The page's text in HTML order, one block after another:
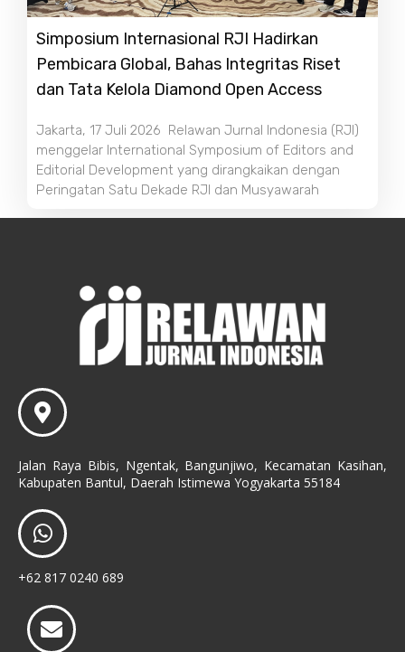
Simposium Internasional RJI Hadirkan
Pembicara Global, Bahas Integritas Riset
dan Tata Kelola Diamond Open Access
Jakarta, 17 Juli 2026 Relawan Jurnal Indonesia (RJI)
menggelar International Symposium of Editors and
Editorial Development yang dirangkaikan dengan
Peringatan Satu Dekade RJI dan Musyawarah
Jalan Raya Bibis, Ngentak, Bangunjiwo, Kecamatan Kasihan,
Kabupaten Bantul, Daerah Istimewa Yogyakarta 55184
+62 817 0240 689